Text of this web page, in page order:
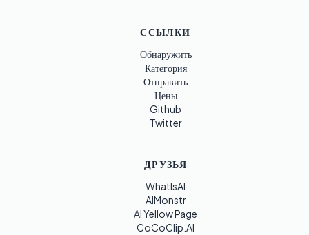
ССЫЛКИ
Обнаружить
Категория
Отправить
Цены
Github
Twitter
ДРУЗЬЯ
WhatIsAI
AIMonstr
AI Yellow Page
CoCoClip.AI